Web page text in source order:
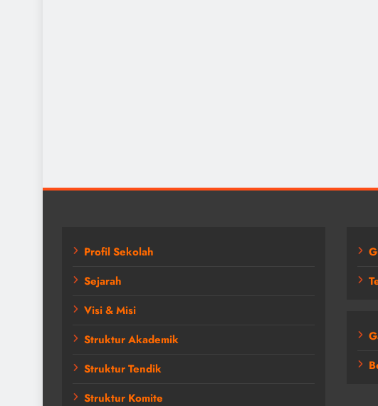
Profil Sekolah
Sejarah
Visi & Misi
Struktur Akademik
Struktur Tendik
Struktur Komite